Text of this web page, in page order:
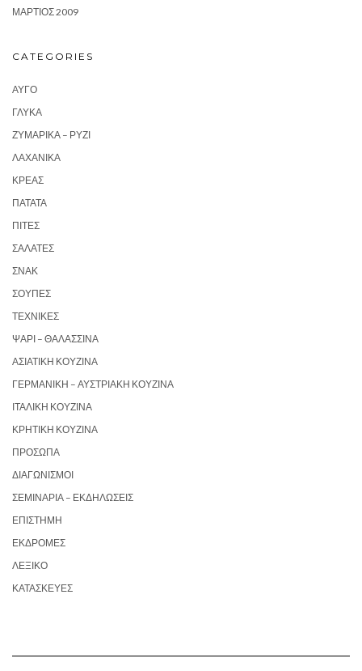
ΜΆΡΤΙΟΣ 2009
CATEGORIES
ΑΥΓΌ
ΓΛΥΚΆ
ΖΥΜΑΡΙΚΆ – ΡΎΖΙ
ΛΑΧΑΝΙΚΆ
ΚΡΈΑΣ
ΠΑΤΆΤΑ
ΠΊΤΕΣ
ΣΑΛΆΤΕΣ
ΣΝΑΚ
ΣΟΎΠΕΣ
ΤΕΧΝΙΚΈΣ
ΨΆΡΙ – ΘΑΛΑΣΣΙΝΆ
ΑΣΙΑΤΙΚΉ ΚΟΥΖΊΝΑ
ΓΕΡΜΑΝΙΚΉ – ΑΥΣΤΡΙΑΚΉ ΚΟΥΖΊΝΑ
ΙΤΑΛΙΚΉ ΚΟΥΖΊΝΑ
ΚΡΗΤΙΚΉ ΚΟΥΖΊΝΑ
ΠΡΌΣΩΠΑ
ΔΙΑΓΩΝΙΣΜΟΊ
ΣΕΜΙΝΆΡΙΑ – ΕΚΔΗΛΏΣΕΙΣ
ΕΠΙΣΤΉΜΗ
ΕΚΔΡΟΜΈΣ
ΛΕΞΙΚΌ
ΚΑΤΑΣΚΕΥΈΣ